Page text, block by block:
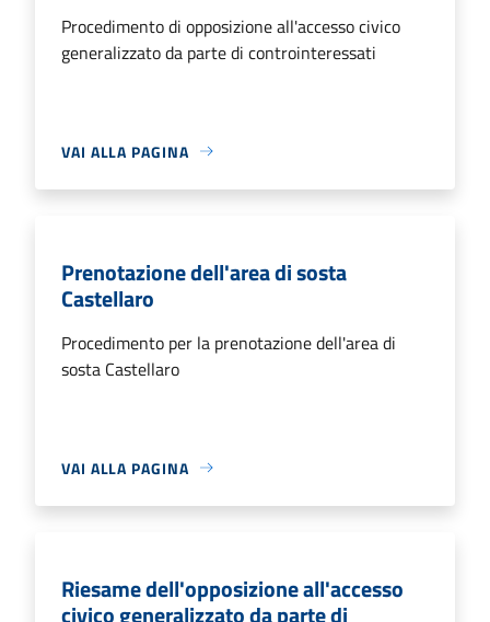
Procedimento di opposizione all'accesso civico
generalizzato da parte di controinteressati
VAI ALLA PAGINA
Prenotazione dell'area di sosta
Castellaro
Procedimento per la prenotazione dell'area di
sosta Castellaro
VAI ALLA PAGINA
Riesame dell'opposizione all'accesso
civico generalizzato da parte di